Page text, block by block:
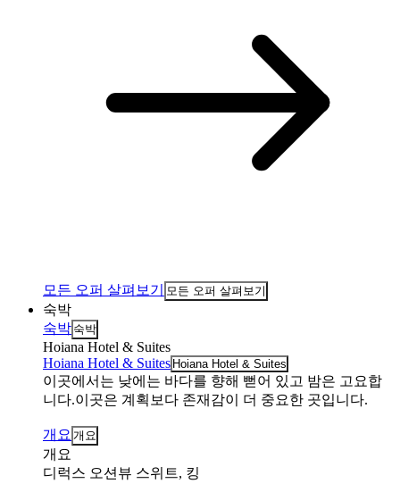
모든 오퍼 살펴보기 모든 오퍼 살펴보기
숙박
숙박 숙박
Hoiana Hotel & Suites
Hoiana Hotel & Suites Hoiana Hotel & Suites
이곳에서는 낮에는 바다를 향해 뻗어 있고 밤은 고요합
니다.이곳은 계획보다 존재감이 더 중요한 곳입니다.
개요 개요
개요
디럭스 오션뷰 스위트, 킹